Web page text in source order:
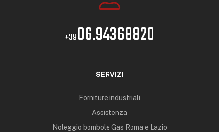
+3906.94368820
SERVIZI
Forniture industriali
Assistenza
Noleggio bombole Gas Roma e Lazio